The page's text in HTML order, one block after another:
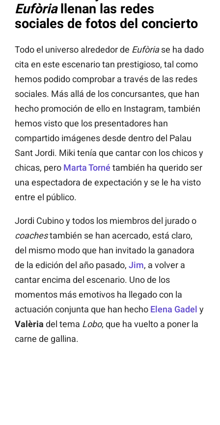
Eufòriallenan las redes
sociales de fotos del concierto
Todo el universo alrededor de Eufòriase ha dado
cita en este escenario tan prestigioso, tal como
hemos podido comprobar a través de las redes
sociales. Más allá de los concursantes, que han
hecho promoción de ello en Instagram, también
hemos visto que los presentadores han
compartido imágenes desde dentro del Palau
Sant Jordi. Miki tenía que cantar con los chicos y
chicas, pero Marta Torné también ha querido ser
una espectadora de expectación y se le ha visto
entre el público.
Jordi Cubino y todos los miembros del jurado o
coachestambién se han acercado, está claro,
del mismo modo que han invitado la ganadora
de la edición del año pasado, Jim, a volver a
cantar encima del escenario. Uno de los
momentos más emotivos ha llegado con la
actuación conjunta que han hecho Elena Gadel y
Valèria del tema Lobo, que ha vuelto a poner la
carne de gallina.